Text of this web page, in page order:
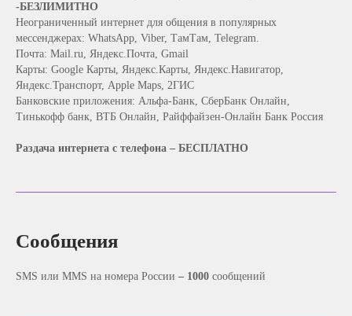
-БЕЗЛИМИТНО
Неограниченный интернет для общения в популярных
мессенджерах: WhatsApp, Viber, ТамТам, Telegram.
Почта: Mail.ru, Яндекс.Почта, Gmail
Карты: Google Карты, Яндекс.Карты, Яндекс.Навигатор,
Яндекс.Транспорт, Apple Maps, 2ГИС
Банковские приложения: Альфа‑Банк, СберБанк Онлайн,
Тинькофф банк, ВТБ Онлайн, Райффайзен‑Онлайн Банк Россия
Раздача интернета c телефона – БЕСПЛАТНО
Сообщения
SMS или MMS на номера России – 1000 сообщений
Оставьте заявку и мы с удовольствием
ответим на все возникшие вопросы.
Для юридических лиц
Остались вопросы?